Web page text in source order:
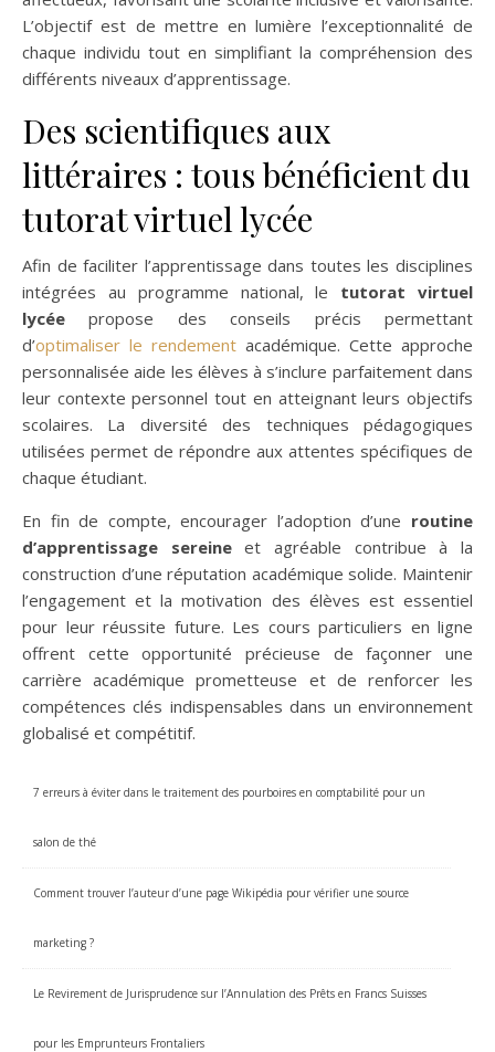
L’objectif est de mettre en lumière l’exceptionnalité de
chaque individu tout en simplifiant la compréhension des
différents niveaux d’apprentissage.
Des scientifiques aux
littéraires : tous bénéficient du
tutorat virtuel lycée
Afin de faciliter l’apprentissage dans toutes les disciplines
intégrées au programme national, le tutorat virtuel
lycée propose des conseils précis permettant
d’optimaliser le rendement académique. Cette approche
personnalisée aide les élèves à s’inclure parfaitement dans
leur contexte personnel tout en atteignant leurs objectifs
scolaires. La diversité des techniques pédagogiques
utilisées permet de répondre aux attentes spécifiques de
chaque étudiant.
En fin de compte, encourager l’adoption d’une routine
d’apprentissage sereineet agréable contribue à la
construction d’une réputation académique solide. Maintenir
l’engagement et la motivation des élèves est essentiel
pour leur réussite future. Les cours particuliers en ligne
offrent cette opportunité précieuse de façonner une
carrière académique prometteuse et de renforcer les
compétences clés indispensables dans un environnement
globalisé et compétitif.
7 erreurs à éviter dans le traitement des pourboires en comptabilité pour un
salon de thé
Comment trouver l’auteur d’une page Wikipédia pour vérifier une source
marketing ?
Le Revirement de Jurisprudence sur l’Annulation des Prêts en Francs Suisses
pour les Emprunteurs Frontaliers